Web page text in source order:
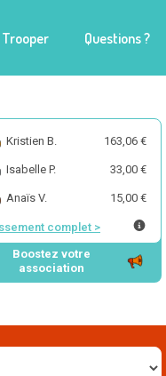
Trooper Questions ?
Kristien B. 163,06 €
Isabelle P. 33,00 €
Anaïs V. 15,00 €
complet >
Boostez votre
association